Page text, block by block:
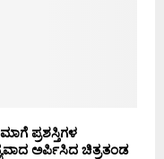
ಪ್ರಶಸ್ತಿಗಳ
ಅರ್ಪಿಸಿದ ಚಿತ್ರತಂಡ